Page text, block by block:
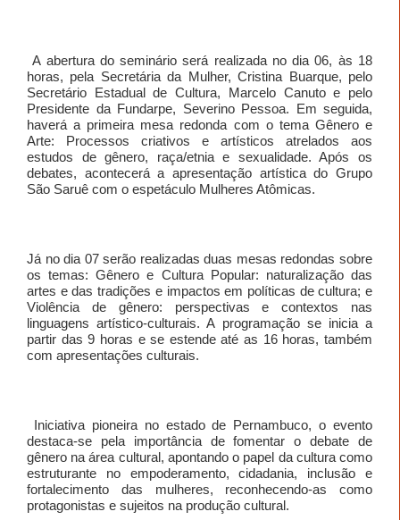
A abertura do seminário será realizada no dia 06, às 18
horas, pela Secretária da Mulher, Cristina Buarque, pelo
Secretário Estadual de Cultura, Marcelo Canuto e pelo
Presidente da Fundarpe, Severino Pessoa. Em seguida,
haverá a primeira mesa redonda com o tema Gênero e
Arte: Processos criativos e artísticos atrelados aos
estudos de gênero, raça/etnia e sexualidade. Após os
debates, acontecerá a apresentação artística do Grupo
São Saruê com o espetáculo Mulheres Atômicas.
Já no dia 07 serão realizadas duas mesas redondas sobre
os temas: Gênero e Cultura Popular: naturalização das
artes e das tradições e impactos em políticas de cultura; e
Violência de gênero: perspectivas e contextos nas
linguagens artístico-culturais. A programação se inicia a
partir das 9 horas e se estende até as 16 horas, também
com apresentações culturais.
Iniciativa pioneira no estado de Pernambuco, o evento
destaca-se pela importância de fomentar o debate de
gênero na área cultural, apontando o papel da cultura como
estruturante no empoderamento, cidadania, inclusão e
fortalecimento das mulheres, reconhecendo-as como
protagonistas e sujeitos na produção cultural.